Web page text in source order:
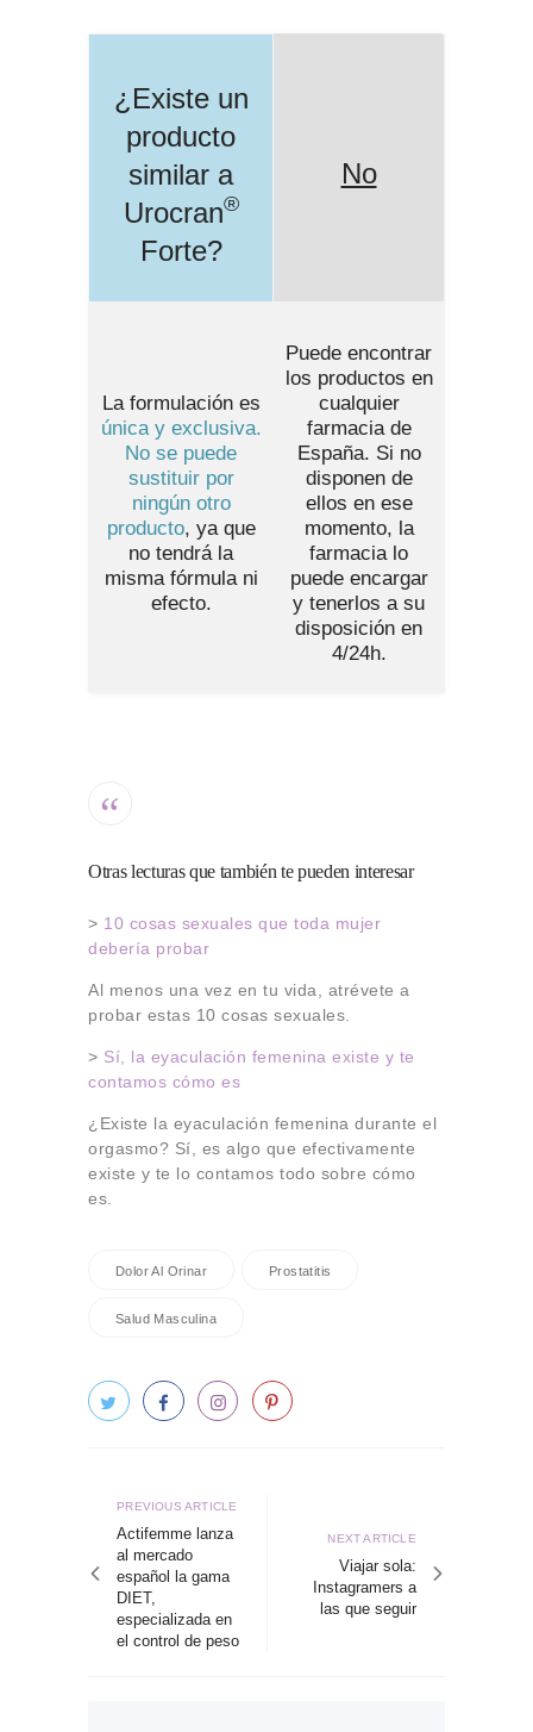
¿Existe un
producto
similar a
Urocran®
Forte?
No
La formulación es
única y exclusiva.
No se puede
sustituir por
ningún otro
producto, ya que
no tendrá la
misma fórmula ni
efecto.
Puede encontrar
los productos en
cualquier
farmacia de
España. Si no
disponen de
ellos en ese
momento, la
farmacia lo
puede encargar
y tenerlos a su
disposición en
4/24h.
Otras lecturas que también te pueden interesar
> 10 cosas sexuales que toda mujer
debería probar
Al menos una vez en tu vida, atrévete a
probar estas 10 cosas sexuales.
> Sí, la eyaculación femenina existe y te
contamos cómo es
¿Existe la eyaculación femenina durante el
orgasmo? Sí, es algo que efectivamente
existe y te lo contamos todo sobre cómo
es.
Dolor Al Orinar Prostatitis
Salud Masculina
de
entradas
Previous
article
PREVIOUS ARTICLE
Actifemme lanza
al mercado
español la gama
DIET,
especializada en
el control de peso
Next
article
NEXT ARTICLE
Viajar sola:
Instagramers a
las que seguir